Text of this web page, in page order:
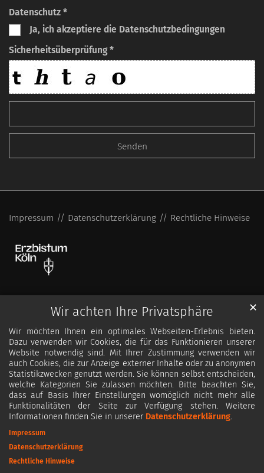
Wir achten Ihre Privatsphäre
Wir möchten Ihnen ein optimales Webseiten-Erlebnis bieten.
Dazu verwenden wir Cookies, die für das Funktionieren unserer
Website notwendig sind. Mit Ihrer Zustimmung verwenden wir
auch Cookies, die zur Anzeige externer Inhalte oder zu anonymen
Statistikzwecken genutzt werden. Sie können selbst entscheiden,
welche Kategorien Sie zulassen möchten. Bitte beachten Sie,
dass auf Basis Ihrer Einstellungen womöglich nicht mehr alle
Funktionalitäten der Seite zur Verfügung stehen. Weitere
Informationen finden Sie in unserer Datenschutzerklärung.
✕
Impressum
Datenschutzerklärung
Rechtliche Hinweise
Datenschutz *
Ja, ich akzeptiere die Datenschutzbedingungen
Sicherheitsüberprüfung *
Impressum Datenschutzerklärung Rechtliche Hinweise